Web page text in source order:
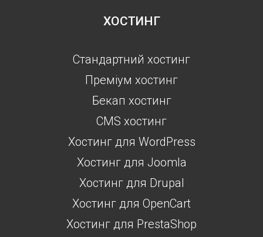
ХОСТИНГ
Стандартний хостинг
Преміум хостинг
Бекап хостинг
CMS хостинг
Хостинг для WordPress
Хостинг для Joomla
Хостинг для Drupal
Хостинг для OpenCart
Хостинг для PrestaShop